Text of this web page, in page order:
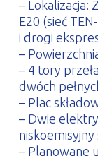
– Lokalizacja:
E20 (sieć
i drogi
–
– 4 tory
dwóch
– Plac
– Dwie
– Planowane